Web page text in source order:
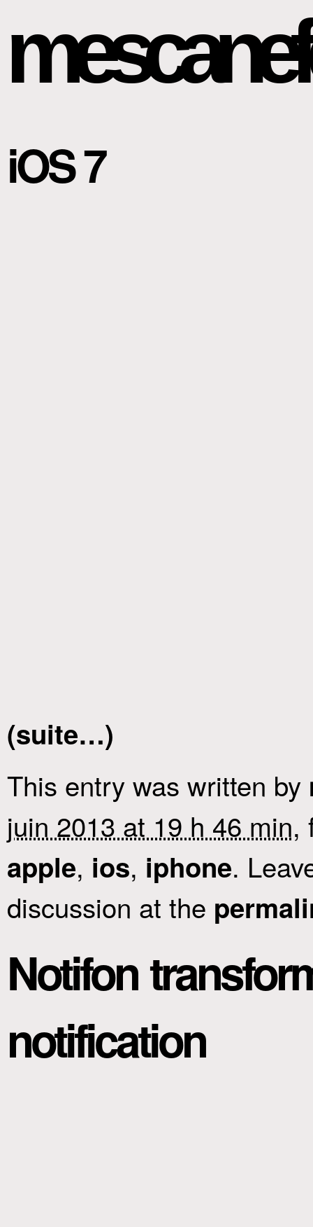
iOS 7
(suite…)
This entry was written by
juin 2013 at 19 h 46 min,
apple, ios, iphone.
discussion at the
Notifon
notification